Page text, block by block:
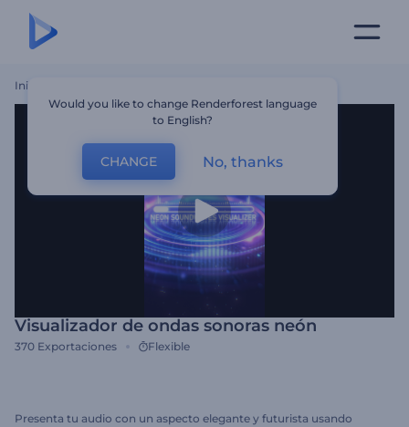
Inicio
Visualizador de ondas sonoras neón
370 Exportaciones Flexible
Presenta tu audio con un aspecto elegante y futurista usando
Would you like to change Renderforest language
to English?
CHANGE No, thanks